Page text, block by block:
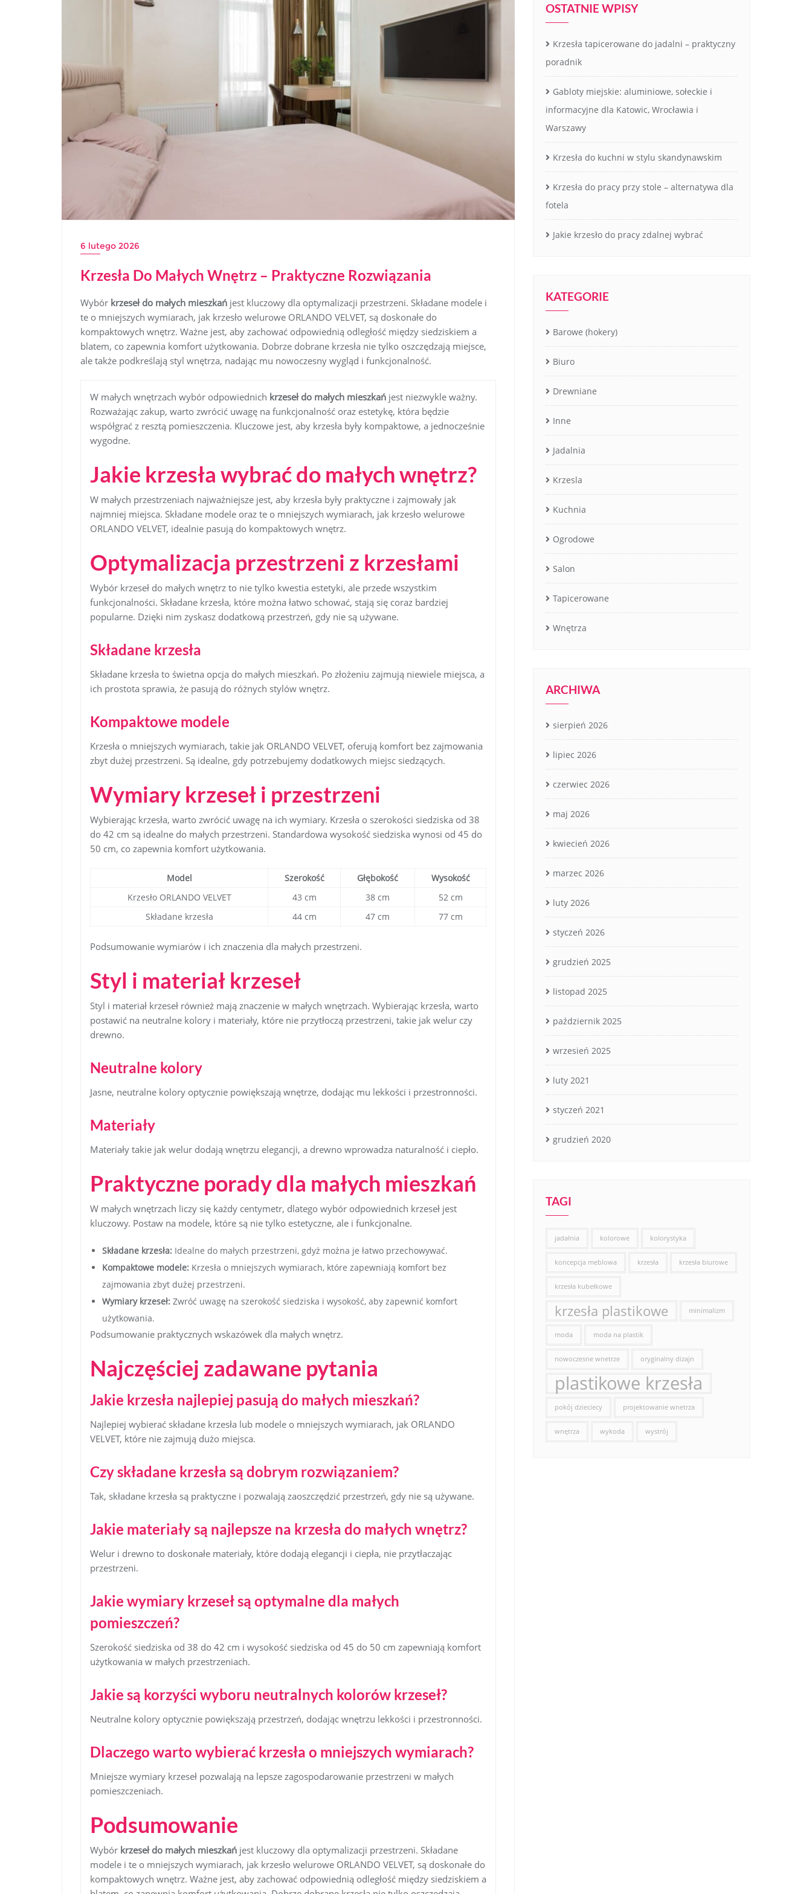
6 lutego 2026
Krzesła Do Małych Wnętrz – Praktyczne Rozwiązania
Wybór krzeseł do małych mieszkań jest kluczowy dla optymalizacji przestrzeni. Składane modele i
te o mniejszych wymiarach, jak krzesło welurowe ORLANDO VELVET, są doskonałe do
kompaktowych wnętrz. Ważne jest, aby zachować odpowiednią odległość między siedziskiem a
blatem, co zapewnia komfort użytkowania. Dobrze dobrane krzesła nie tylko oszczędzają miejsce,
ale także podkreślają styl wnętrza, nadając mu nowoczesny wygląd i funkcjonalność.
W małych wnętrzach wybór odpowiednich krzeseł do małych mieszkań jest niezwykle ważny.
Rozważając zakup, warto zwrócić uwagę na funkcjonalność oraz estetykę, która będzie
współgrać z resztą pomieszczenia. Kluczowe jest, aby krzesła były kompaktowe, a jednocześnie
wygodne.
Jakie krzesła wybrać do małych wnętrz?
W małych przestrzeniach najważniejsze jest, aby krzesła były praktyczne i zajmowały jak
najmniej miejsca. Składane modele oraz te o mniejszych wymiarach, jak krzesło welurowe
ORLANDO VELVET, idealnie pasują do kompaktowych wnętrz.
Optymalizacja przestrzeni z krzesłami
Wybór krzeseł do małych wnętrz to nie tylko kwestia estetyki, ale przede wszystkim
funkcjonalności. Składane krzesła, które można łatwo schować, stają się coraz bardziej
popularne. Dzięki nim zyskasz dodatkową przestrzeń, gdy nie są używane.
Składane krzesła
Składane krzesła to świetna opcja do małych mieszkań. Po złożeniu zajmują niewiele miejsca, a
ich prostota sprawia, że pasują do różnych stylów wnętrz.
Kompaktowe modele
Krzesła o mniejszych wymiarach, takie jak ORLANDO VELVET, oferują komfort bez zajmowania
zbyt dużej przestrzeni. Są idealne, gdy potrzebujemy dodatkowych miejsc siedzących.
Wymiary krzeseł i przestrzeni
Wybierając krzesła, warto zwrócić uwagę na ich wymiary. Krzesła o szerokości siedziska od 38
do 42 cm są idealne do małych przestrzeni. Standardowa wysokość siedziska wynosi od 45 do
50 cm, co zapewnia komfort użytkowania.
Model Szerokość Głębokość
Wysokość
Krzesło ORLANDO VELVET
43 cm 38 cm
52 cm
Składane krzesła
44 cm 47 cm 77 cm
Podsumowanie wymiarów i ich znaczenia dla małych przestrzeni.
Styl i materiał krzeseł
Styl i materiał krzeseł również mają znaczenie w małych wnętrzach. Wybierając krzesła, warto
postawić na neutralne kolory i materiały, które nie przytłoczą przestrzeni, takie jak welur czy
drewno.
Neutralne kolory
Jasne, neutralne kolory optycznie powiększają wnętrze, dodając mu lekkości i przestronności.
Materiały
Materiały takie jak welur dodają wnętrzu elegancji, a drewno wprowadza naturalność i ciepło.
Praktyczne porady dla małych mieszkań
W małych wnętrzach liczy się każdy centymetr, dlatego wybór odpowiednich krzeseł jest
kluczowy. Postaw na modele, które są nie tylko estetyczne, ale i funkcjonalne.
Składane krzesła: Idealne do małych przestrzeni, gdyż można je łatwo przechowywać.
Kompaktowe modele: Krzesła o mniejszych wymiarach, które zapewniają komfort bez
zajmowania zbyt dużej przestrzeni.
Wymiary krzeseł: Zwróć uwagę na szerokość siedziska i wysokość, aby zapewnić komfort
użytkowania.
Podsumowanie praktycznych wskazówek dla małych wnętrz.
Najczęściej zadawane pytania
Jakie krzesła najlepiej pasują do małych mieszkań?
Najlepiej wybierać składane krzesła lub modele o mniejszych wymiarach, jak ORLANDO
VELVET, które nie zajmują dużo miejsca.
Czy składane krzesła są dobrym rozwiązaniem?
Tak, składane krzesła są praktyczne i pozwalają zaoszczędzić przestrzeń, gdy nie są używane.
Jakie materiały są najlepsze na krzesła do małych wnętrz?
Welur i drewno to doskonałe materiały, które dodają elegancji i ciepła, nie przytłaczając
przestrzeni.
Jakie wymiary krzeseł są optymalne dla małych
pomieszczeń?
Szerokość siedziska od 38 do 42 cm i wysokość siedziska od 45 do 50 cm zapewniają komfort
użytkowania w małych przestrzeniach.
Jakie są korzyści wyboru neutralnych kolorów krzeseł?
Neutralne kolory optycznie powiększają przestrzeń, dodając wnętrzu lekkości i przestronności.
Dlaczego warto wybierać krzesła o mniejszych wymiarach?
Mniejsze wymiary krzeseł pozwalają na lepsze zagospodarowanie przestrzeni w małych
pomieszczeniach.
Podsumowanie
Wybór krzeseł do małych mieszkań jest kluczowy dla optymalizacji przestrzeni. Składane
modele i te o mniejszych wymiarach, jak krzesło welurowe ORLANDO VELVET, są doskonałe do
kompaktowych wnętrz. Ważne jest, aby zachować odpowiednią odległość między siedziskiem a
OSTATNIE WPISY
Krzesła tapicerowane do jadalni – praktyczny
poradnik
Gabloty miejskie: aluminiowe, sołeckie i
informacyjne dla Katowic, Wrocławia i
Warszawy
Krzesła do kuchni w stylu skandynawskim
Krzesła do pracy przy stole – alternatywa dla
fotela
Jakie krzesło do pracy zdalnej wybrać
KATEGORIE
Barowe (hokery)
Biuro
Drewniane
Inne
Jadalnia
Krzesla
Kuchnia
Ogrodowe
Salon
Tapicerowane
Wnętrza
ARCHIWA
sierpień 2026
lipiec 2026
czerwiec 2026
maj 2026
kwiecień 2026
marzec 2026
luty 2026
styczeń 2026
grudzień 2025
listopad 2025
październik 2025
wrzesień 2025
luty 2021
styczeń 2021
grudzień 2020
TAGI
jadalnia kolorowe kolorystyka
koncepcja meblowa krzesła krzesła biurowe
krzesła kubełkowe
krzesła plastikowe minimalizm
moda moda na plastik
nowoczesne wnetrze oryginalny dizajn
plastikowe krzesła
pokój dzieciecy projektowanie wnetrza
wnętrza wykoda wystrój